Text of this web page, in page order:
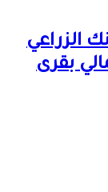
الزراعي
بقرى